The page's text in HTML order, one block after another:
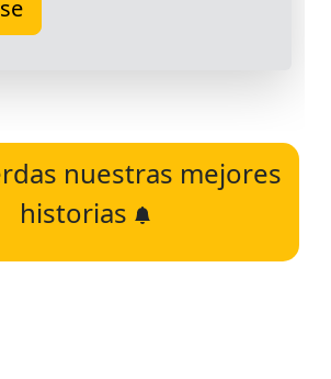
nuestras mejores
historias